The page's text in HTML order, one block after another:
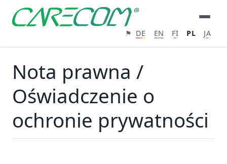
⚑ DE EN FI PL JA
Nota prawna /
Oświadczenie o
ochronie prywatności